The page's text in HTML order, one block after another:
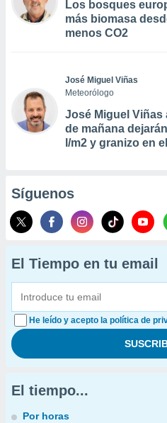
Los bosques
más biomasa
menos CO2
José Miguel Viñas
Meteorólogo
José Miguel
de mañana
l/m2 y granizo en
Síguenos
El Tiempo en tu email
He leído y acepto la política de
El tiempo...
Por horas